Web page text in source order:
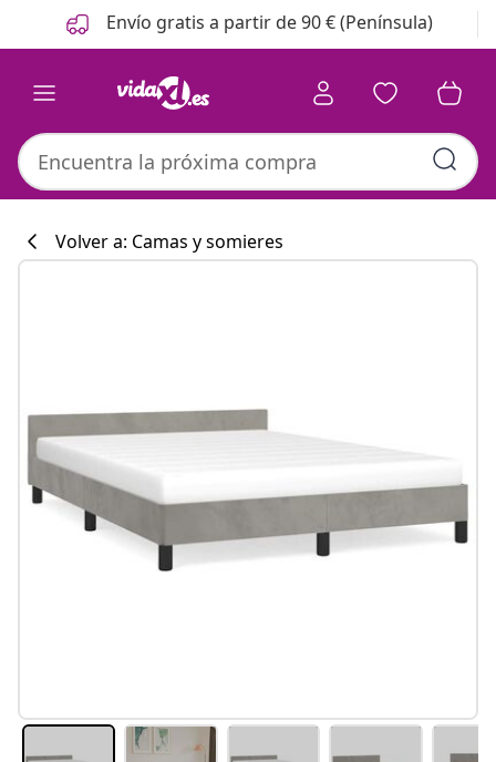
Anterior
Siguiente Envío gratis a partir de 90 € (Península)
Volver a: Camas y somieres